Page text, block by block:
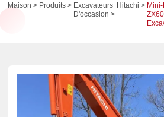
Maison Produits
Excavateurs
D'occasion
Hitachi